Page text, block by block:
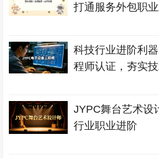
打通服务外包职
科技行业进阶利
程师认证，夯实
JYPC舞台艺术设
行业职业进阶